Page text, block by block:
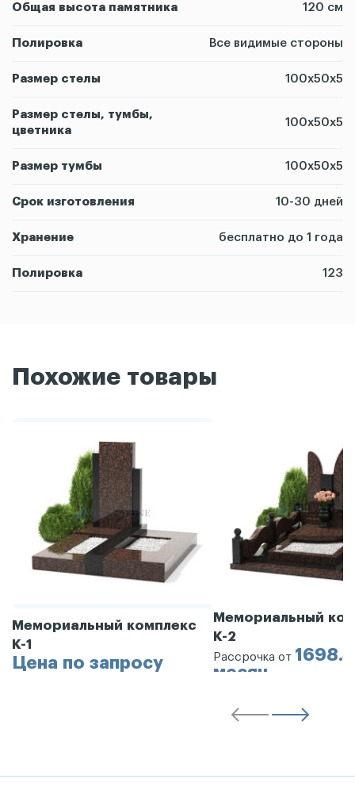
Общая высота памятника 120 см
Полировка Все видимые стороны
Размер стелы 100х50х5
Размер стелы, тумбы,
цветника
100х50х5
Размер тумбы 100х50х5
Срок изготовления 10-30 дней
Хранение бесплатно до 1 года
Полировка 123
Похожие товары
Мемориальный комплекс
К-1
Цена по запросу
Мемориальный
К-2
Рассрочка от
месяц